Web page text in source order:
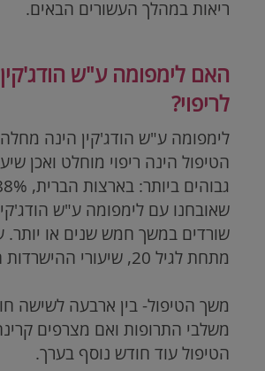
ריאות במהלך העשורים הבאים.
האם לימפומה ע"ש
לריפוי?
לימפומה ע"ש הודג'קין הינה מחלה
הטיפול הינה ריפוי מוחלט ואכן
שאובחנו עם לימפומה ע"ש
שורדים במשך חמש שנים או יותר.
מתחת לגיל 20, שיעורי ההישרדות הם 97%.
משך הטיפול- בין ארבעה לשישה
משלבי התרופות ואם מצרפים
הטיפול עוד חודש נוסף בערך.